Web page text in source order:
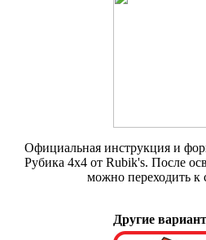
Официальная инструкция и
Рубика 4х4 от Rubik's. После
можно переходить к
Другие